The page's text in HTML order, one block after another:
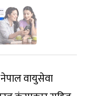
वायुसेवा